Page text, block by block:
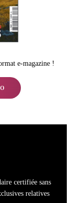
e-magazine !
certifiée sans
relatives